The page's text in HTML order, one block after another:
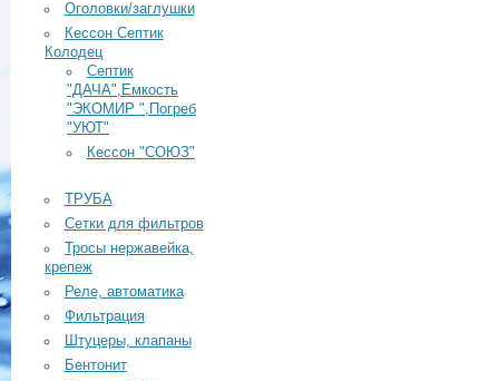
Оголовки/заглушки
Кессон Септик
Колодец
Септик
"ДАЧА",Емкость
"ЭКОМИР ",Погреб
"УЮТ"
Кессон "СОЮЗ"
ТРУБА
Сетки для фильтров
Тросы нержавейка,
крепеж
Реле, автоматика
Фильтрация
Штуцеры, клапаны
Бентонит